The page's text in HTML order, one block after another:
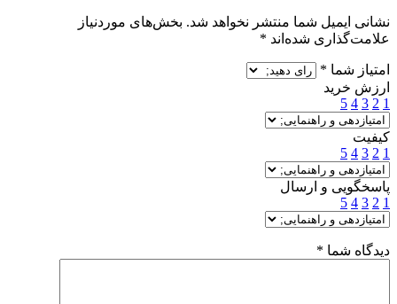
نشانی ایمیل شما منتشر نخواهد شد. بخش‌های موردنیاز
علامت‌گذاری شده‌اند *
امتیاز شما *
ارزش خرید
1
2
3
4
5
کیفیت
1
2
3
4
5
پاسخگویی و ارسال
1
2
3
4
5
دیدگاه شما *